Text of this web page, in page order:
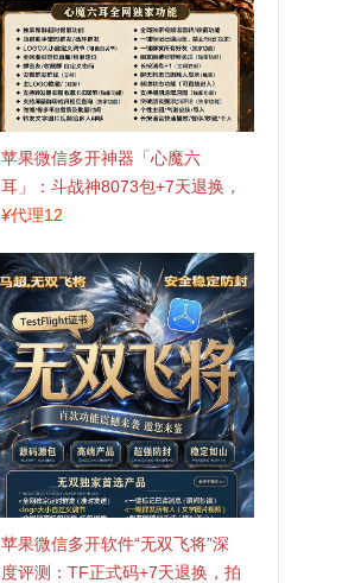
苹果微信多开神器「心魔六
耳」：斗战神8073包+7天退换，
认准拍拍卡激活码商城
¥代理12
苹果微信多开软件“无双飞将”深
度评测：TF正式码+7天退换，拍